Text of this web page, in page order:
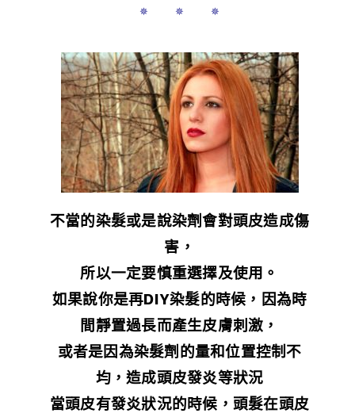
✵ ✵ ✵
不當的染髮或是說染劑會對頭皮造成傷
害，
所以一定要慎重選擇及使用。
如果說你是再DIY染髮的時候，因為時
間靜置過長而產生皮膚刺激，
或者是因為染髮劑的量和位置控制不
均，造成頭皮發炎等狀況
當頭皮有發炎狀況的時候，頭髮在頭皮